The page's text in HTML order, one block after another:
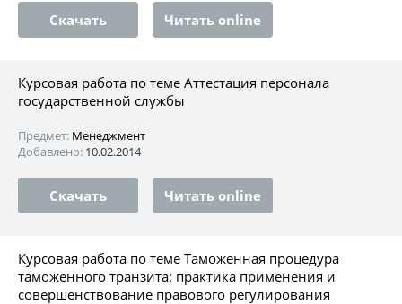
Скачать Читать online
Курсовая работа по теме Аттестация персонала
государственной службы
Предмет: Менеджмент
Добавлено: 10.02.2014
Скачать Читать online
Курсовая работа по теме Таможенная процедура
таможенного транзита: практика применения и
совершенствование правового регулирования